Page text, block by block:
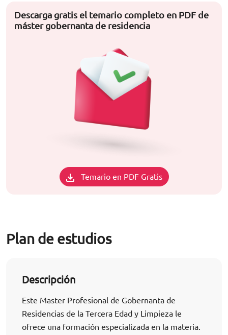
Descarga gratis el temario completo en PDF de
máster gobernanta de residencia
Temario en PDF Gratis
Plan de estudios
Descripción
Este Master Profesional de Gobernanta de
Residencias de la Tercera Edad y Limpieza le
ofrece una formación especializada en la materia.